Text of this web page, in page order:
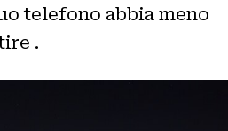
telefono abbia meno
.